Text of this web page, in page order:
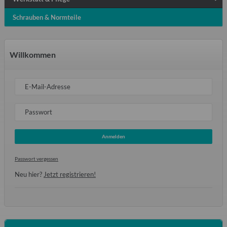
Schrauben & Normteile
Willkommen
E-Mail-Adresse
Passwort
Anmelden
Passwort vergessen
Neu hier? Jetzt registrieren!